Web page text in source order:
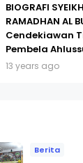
BIOGRAFI
RAMADHAN AL
Cendekiawan
Pembela
13 years ago
Berita